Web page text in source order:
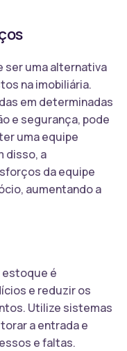
ser uma alternativa
na imobiliária.
em determinadas
e segurança, pode
uma equipe
disso, a
da equipe
aumentando a
é
e reduzir os
Utilize sistemas
a entrada e
e faltas.